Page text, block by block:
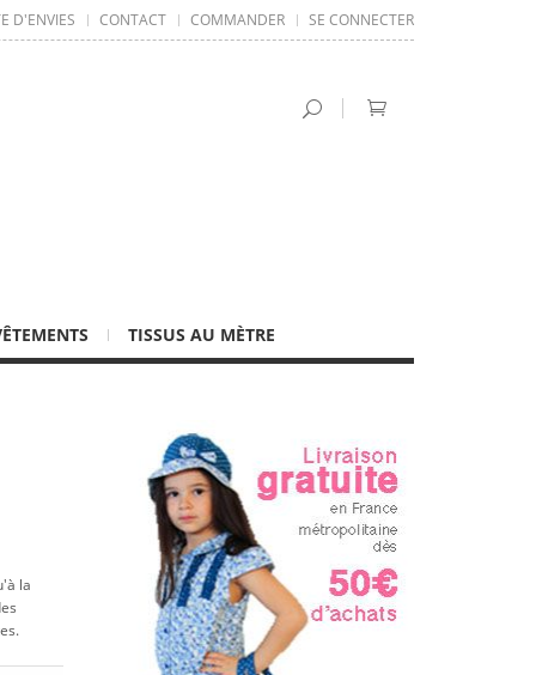
D'ENVIES CONTACT COMMANDER SE CONNECTER
TISSUS AU MÈTRE
la